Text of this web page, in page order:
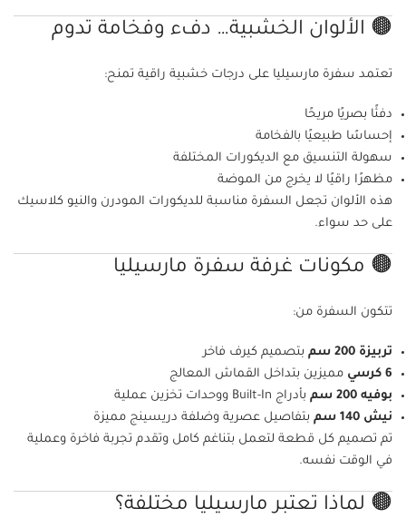
🟤 الألوان الخشبية… دفء وفخامة تدوم
تعتمد سفرة مارسيليا على درجات خشبية راقية تمنح:
دفئًا بصريًا مريحًا
إحساسًا طبيعيًا بالفخامة
سهولة التنسيق مع الديكورات المختلفة
مظهرًا راقيًا لا يخرج من الموضة
هذه الألوان تجعل السفرة مناسبة للديكورات المودرن والنيو كلاسيك
على حد سواء.
🟤 مكونات غرفة سفرة مارسيليا
تتكون السفرة من:
تربيزة 200 سم
بتصميم كيرف فاخر
6 كرسي
مميزين بتداخل القماش المعالج
بوفيه 200 سم
بأدراج Built-In ووحدات تخزين عملية
نيش 140 سم
بتفاصيل عصرية وضلفة دريسينج مميزة
تم تصميم كل قطعة لتعمل بتناغم كامل وتقدم تجربة فاخرة وعملية
في الوقت نفسه.
🟤 لماذا تعتبر مارسيليا مختلفة؟